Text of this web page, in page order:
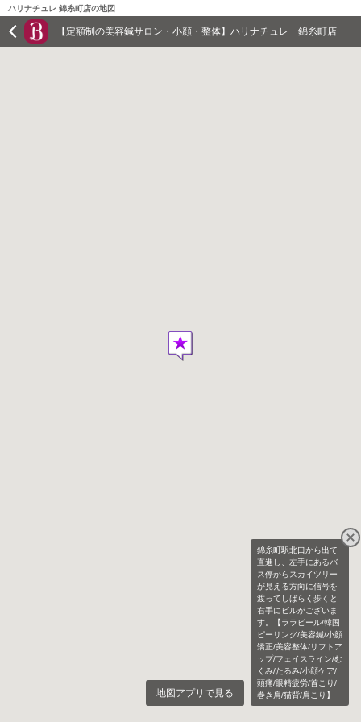
ハリナチュレ 錦糸町店の地図
【定額制の美容鍼サロン・小顔・整体】ハリナチュレ 錦糸町店
錦糸町駅北口から出て
直進し、左手にあるバ
ス停からスカイツリー
が見える方向に信号を
渡ってしばらく歩くと
右手にビルがございま
す。【ララピール/韓国
ピーリング/美容鍼/小顔
矯正/美容整体/リフトア
ップ/フェイスライン/む
くみ/たるみ/小顔ケア/
頭痛/眼精疲労/首こり/
巻き肩/猫背/肩こり】
地図アプリで見る